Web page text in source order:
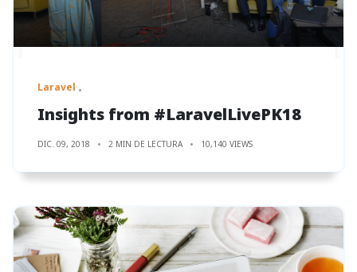
Laravel
Insights from #LaravelLivePK18
DIC. 09, 2018 2 MIN DE LECTURA 10,140 VIEWS